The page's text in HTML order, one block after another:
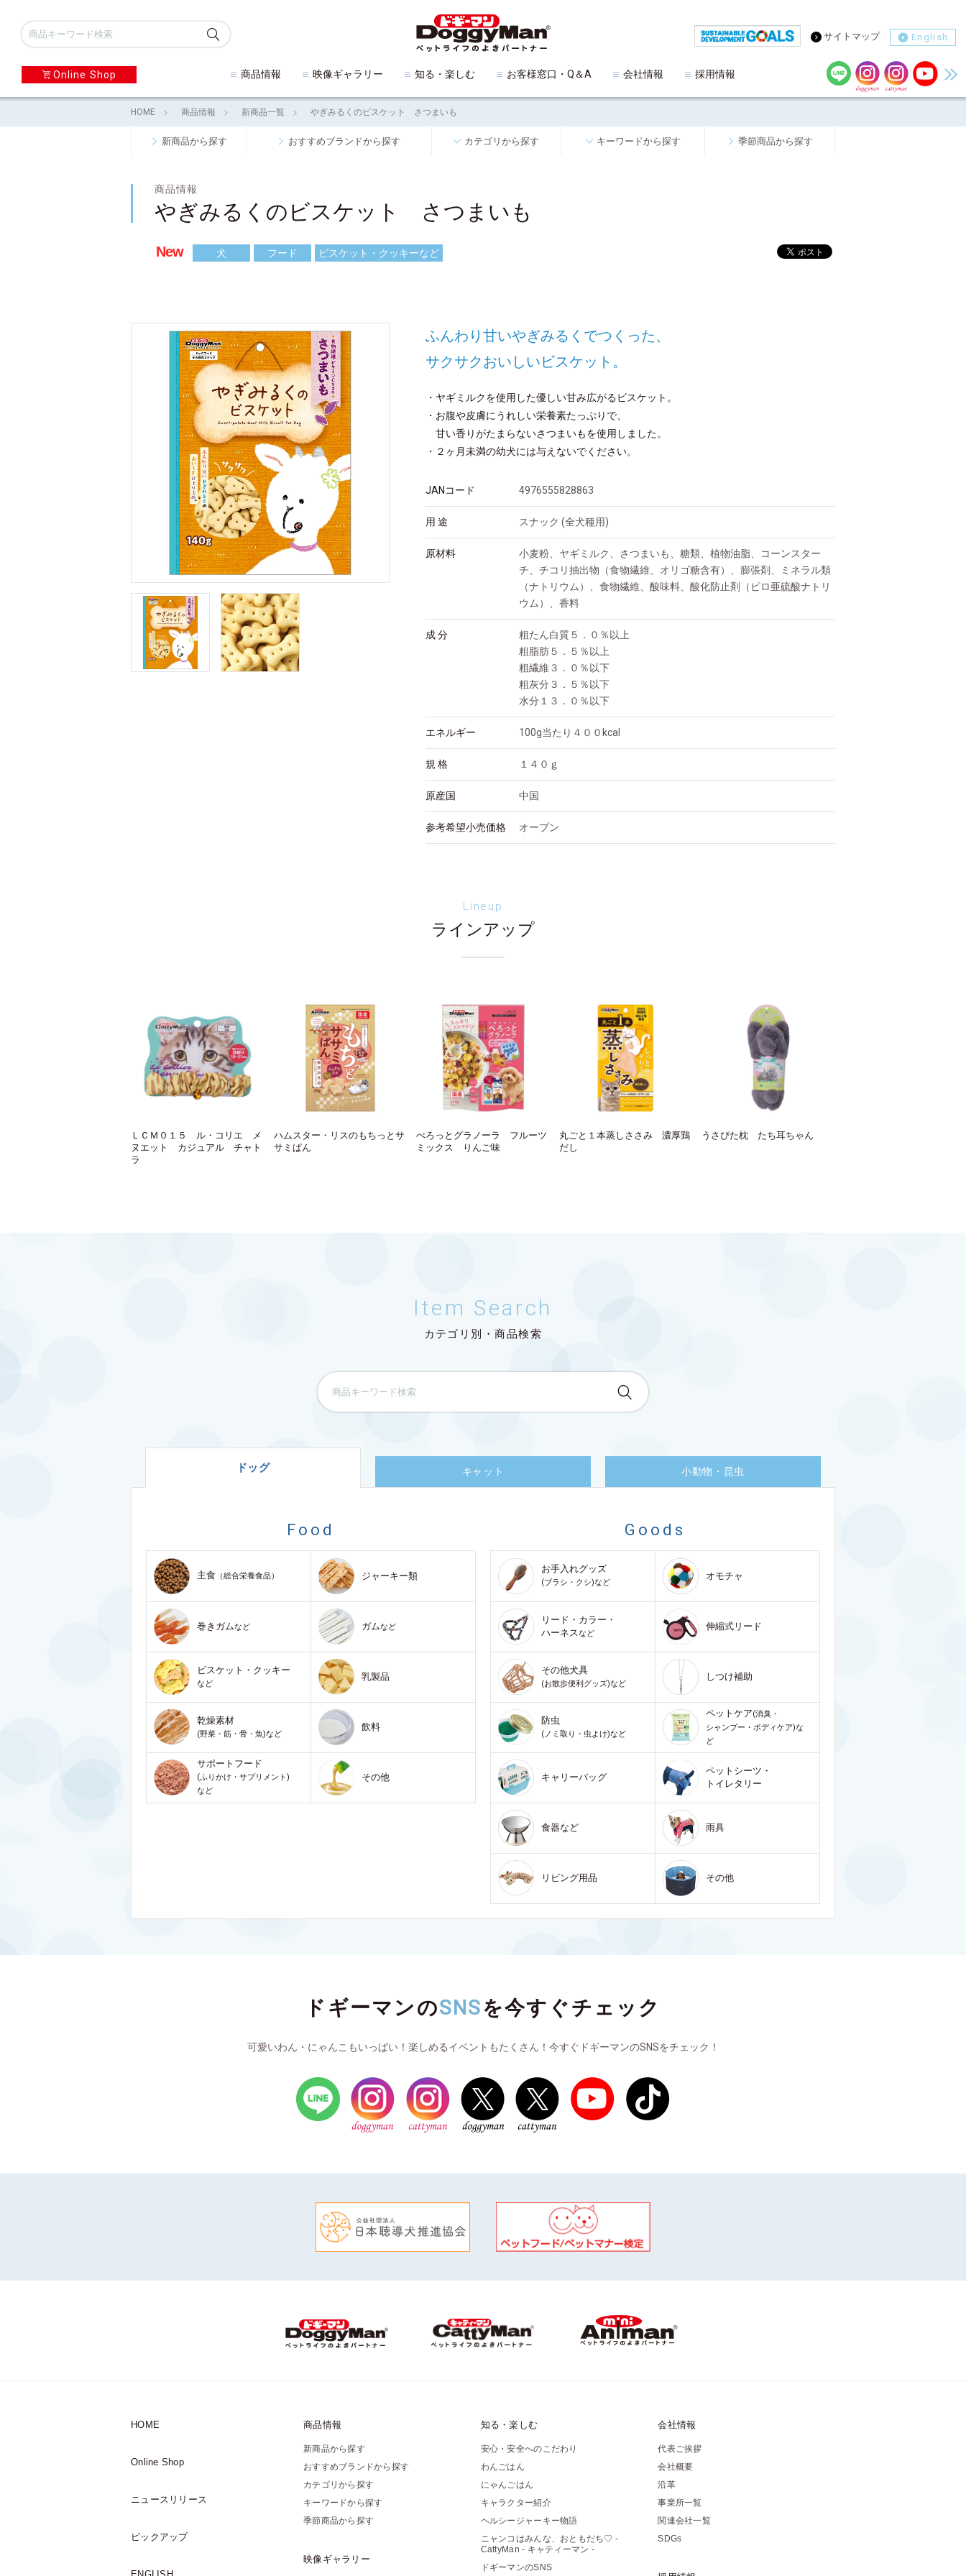
Online Shop 商品情報 映像ギャラリー 知る・楽しむ お客様窓口・Q＆A 会社情報 採用情報
サイトマップ English
HOME 商品情報 新商品一覧 やぎみるくのビスケット さつまいも
新商品から探す おすすめブランドから探す カテゴリから探す キーワードから探す 季節商品から探す
商品情報
やぎみるくのビスケット さつまいも
New 犬 フード ビスケット・クッキーなど
ふんわり甘いやぎみるくでつくった、
サクサクおいしいビスケット。
・ヤギミルクを使用した優しい甘み広がるビスケット。
・お腹や皮膚にうれしい栄養素たっぷりで、
甘い香りがたまらないさつまいもを使用しました。
・２ヶ月未満の幼犬には与えないでください。
JANコード 4976555828863
用 途 スナック (全犬種用)
原材料
小麦粉、ヤギミルク、さつまいも、糖類、植物油脂、コーンスター
チ、チコリ抽出物（食物繊維、オリゴ糖含有）、膨張剤、ミネラル類
（ナトリウム）、食物繊維、酸味料、酸化防止剤（ピロ亜硫酸ナトリ
ウム）、香料
成 分
粗たん白質５．０％以上
粗脂肪５．５％以上
粗繊維３．０％以下
粗灰分３．５％以下
水分１３．０％以下
エネルギー 100g当たり４００kcal
規 格 １４０ｇ
原産国 中国
参考希望小売価格 オープン
Lineup
ラインアップ
ＬＣＭ０１５ ル・コリエ メ
ヌエット カジュアル チャト
ラ
ハムスター・リスのもちっとサ
サミぱん
ぺろっとグラノーラ フルーツ
ミックス りんご味
丸ごと１本蒸しささみ 濃厚鶏
だし
うさぴた枕 たち耳ちゃん
Item Search
カテゴリ別・商品検索
ドッグ キャット 小動物・昆虫
Food
主食 （総合栄養食品） ジャーキー類
巻きガムなど ガムなど
ビスケット・クッキー
など
乳製品
乾燥素材
(野菜・筋・骨・魚)など
飲料
サポートフード
(ふりかけ・サプリメント)
など
その他
Goods
お手入れグッズ
(ブラシ・クシ)など
オモチャ
リード・カラー・
ハーネスなど
伸縮式リード
その他犬具
(お散歩便利グッズ)など
しつけ補助
防虫
(ノミ取り・虫よけ)など
ペットケア(消臭・
シャンプー・ボディケア)な
ど
キャリーバッグ
ペットシーツ・
トイレタリー
食器など 雨具
リビング用品 その他
ドギーマンのSNSを今すぐチェック
可愛いわん・にゃんこもいっぱい！楽しめるイベントもたくさん！今すぐドギーマンのSNSをチェック！
HOME 商品情報
新商品から探す
おすすめブランドから探す
カテゴリから探す
キーワードから探す
季節商品から探す
映像ギャラリー
知る・楽しむ
安心・安全へのこだわり
わんごはん
にゃんごはん
キャラクター紹介
ヘルシージャーキー物語
ニャンコはみんな、おともだち♡ -
CattyMan - キャティーマン -
ドギーマンのSNS
会社情報
代表ご挨拶
会社概要
沿革
事業所一覧
関連会社一覧
SDGs
Online Shop
ニュースリリース
ピックアップ